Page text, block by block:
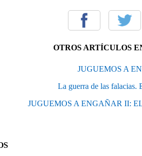
OTROS ARTÍCULOS
JUGUEMOS A
La guerra de las
JUGUEMOS A ENGAÑAR II: